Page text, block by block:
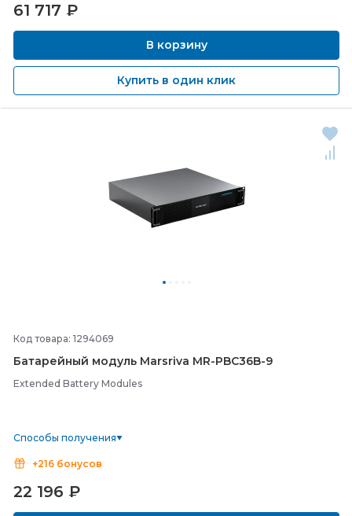
61 717 ₽
В корзину
Купить в один клик
Код товара: 1294069
Батарейный модуль Marsriva MR-PBC36B-9
Extended Battery Modules
Способы получения
+216 бонусов
22 196 ₽